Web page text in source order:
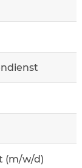
(m/w/d)